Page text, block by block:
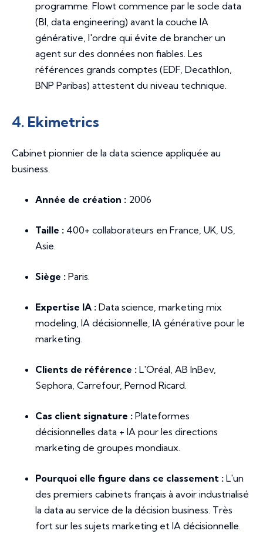
programme. Flowt commence par le socle data
(BI, data engineering) avant la couche IA
générative, l'ordre qui évite de brancher un
agent sur des données non fiables. Les
références grands comptes (EDF, Decathlon,
BNP Paribas) attestent du niveau technique.
4. Ekimetrics
Cabinet pionnier de la data science appliquée au
business.
Année de création : 2006
Taille : 400+ collaborateurs en France, UK, US,
Asie.
Siège : Paris.
Expertise IA : Data science, marketing mix
modeling, IA décisionnelle, IA générative pour le
marketing.
Clients de référence : L'Oréal, AB InBev,
Sephora, Carrefour, Pernod Ricard.
Cas client signature : Plateformes
décisionnelles data + IA pour les directions
marketing de groupes mondiaux.
Pourquoi elle figure dans ce classement : L'un
des premiers cabinets français à avoir industrialisé
la data au service de la décision business. Très
fort sur les sujets marketing et IA décisionnelle.